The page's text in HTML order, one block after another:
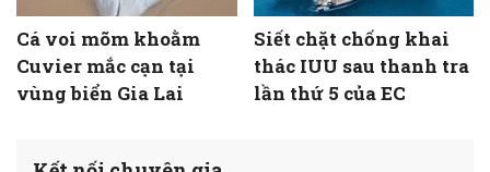
Cá voi mõm khoằm
Cuvier mắc cạn tại
vùng biển Gia Lai
Siết chặt chống khai
thác IUU sau thanh tra
lần thứ 5 của EC